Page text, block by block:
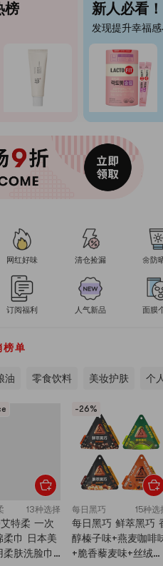
榜 新人必看
发现提升幸福
网红好味 清仓捡漏 🌼防
订阅福利 人气新品 面膜
榜单
油 零食饮料 美妆护肤 个
13种选择
特柔 一次
柔巾 日本美
柔肤洗脸巾
-26%
每日黑巧 15种选
每日黑巧 鲜萃黑巧
醇榛子味+燕麦咖啡
+脆香藜麦味+丝绒抹